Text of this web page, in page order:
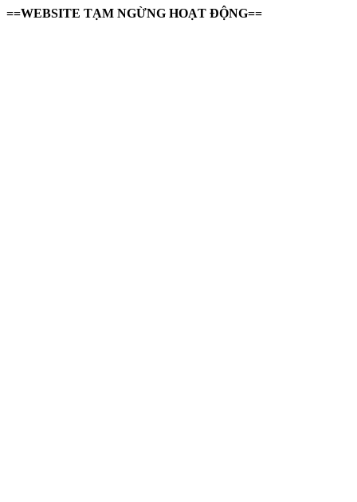
==WEBSITE TẠM NGỪNG HOẠT ĐỘNG==